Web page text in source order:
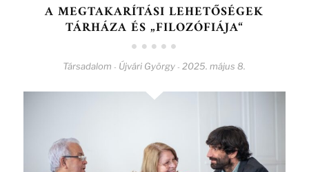
A MEGTAKARÍTÁSI LEHETŐSÉGEK
TÁRHÁZA ÉS „FILOZÓFIÁJA“
Társadalom - Újvári György - 2025. május 8.